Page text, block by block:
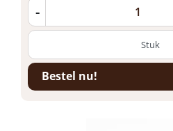
-
Bestel nu!